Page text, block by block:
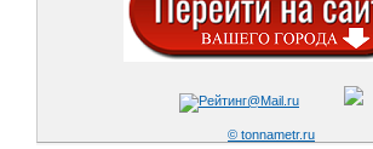
© tonnametr.ru